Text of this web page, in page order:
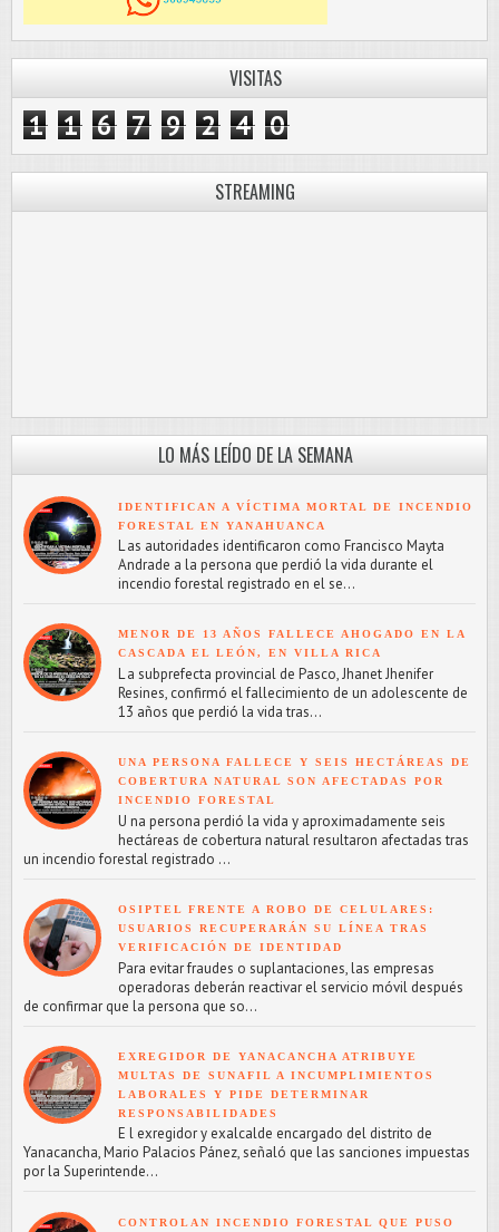
VISITAS
1 1 6 7 9 2 4 0
STREAMING
LO MÁS LEÍDO DE LA SEMANA
IDENTIFICAN A VÍCTIMA MORTAL DE INCENDIO
FORESTAL EN YANAHUANCA
L as autoridades identificaron como Francisco Mayta
Andrade a la persona que perdió la vida durante el
incendio forestal registrado en el se...
MENOR DE 13 AÑOS FALLECE AHOGADO EN LA
CASCADA EL LEÓN, EN VILLA RICA
L a subprefecta provincial de Pasco, Jhanet Jhenifer
Resines, confirmó el fallecimiento de un adolescente de
13 años que perdió la vida tras...
UNA PERSONA FALLECE Y SEIS HECTÁREAS DE
COBERTURA NATURAL SON AFECTADAS POR
INCENDIO FORESTAL
U na persona perdió la vida y aproximadamente seis
hectáreas de cobertura natural resultaron afectadas tras
un incendio forestal registrado ...
OSIPTEL FRENTE A ROBO DE CELULARES:
USUARIOS RECUPERARÁN SU LÍNEA TRAS
VERIFICACIÓN DE IDENTIDAD
Para evitar fraudes o suplantaciones, las empresas
operadoras deberán reactivar el servicio móvil después
de confirmar que la persona que so...
EXREGIDOR DE YANACANCHA ATRIBUYE
MULTAS DE SUNAFIL A INCUMPLIMIENTOS
LABORALES Y PIDE DETERMINAR
RESPONSABILIDADES
E l exregidor y exalcalde encargado del distrito de
Yanacancha, Mario Palacios Pánez, señaló que las sanciones impuestas
por la Superintende...
CONTROLAN INCENDIO FORESTAL QUE PUSO